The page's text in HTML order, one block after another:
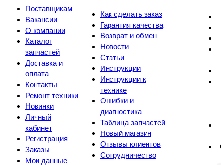
Поставщикам
Вакансии
О компании
Каталог
запчастей
Доставка и
оплата
Контакты
Ремонт техники
Новинки
Личный
кабинет
Регистрация
Заказы
Мои данные
Как сделать заказ
Гарантия качества
Возврат и обмен
Новости
Статьи
Инструкции
Инструкции к
технике
Ошибки и
диагностика
Таблица запчастей
Новый магазин
Отзывы клиентов
Сотрудничество